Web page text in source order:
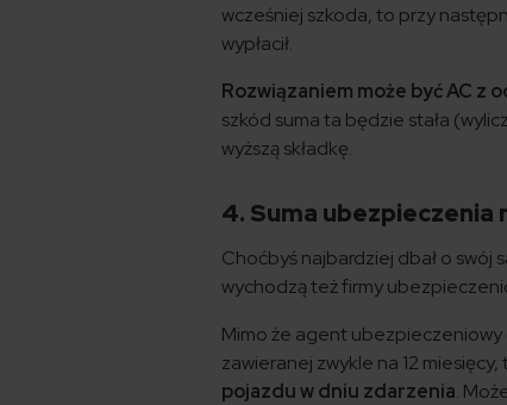
wcześniej szkoda, to przy
wypłacił.
Rozwiązaniem może być AC z
szkód suma ta będzie stała
wyższą składkę.
4. Suma ubezpieczenia
Choćbyś najbardziej dbał o swój
wychodzą też firmy
Mimo że agent
zawieranej zwykle na 12 miesięcy,
pojazdu w dniu zdarzenia.